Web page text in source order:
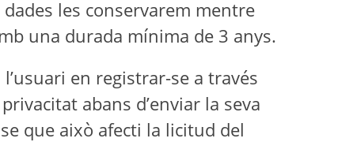
les conservarem mentre
una durada mínima de 3 anys.
en registrar-se a través
abans d’enviar la seva
que això afecti la licitud del